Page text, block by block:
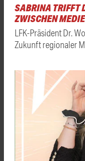
SABRINA TRIFFT
ZWISCHEN
LFK-Präsident Dr.
Zukunft regionaler